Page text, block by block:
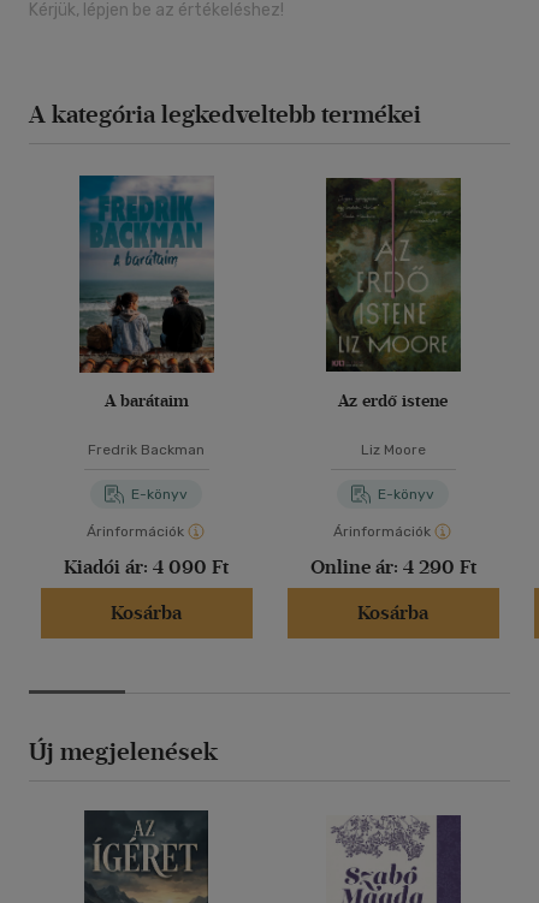
Kérjük, lépjen be az értékeléshez!
A kategória legkedveltebb termékei
A barátaim
Fredrik Backman
E-könyv
Árinformációk
Kiadói ár: 4 090 Ft
Kosárba
Az erdő istene
Liz Moore
E-könyv
Árinformációk
Online ár: 4 290 Ft
Kosárba
Új megjelenések